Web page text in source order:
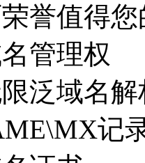
誉值得
管理权
泛域名解
记